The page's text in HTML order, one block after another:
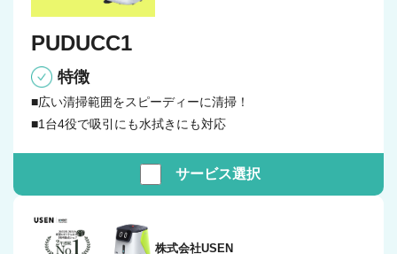
PUDUCC1
特徴
■広い清掃範囲をスピーディーに清掃！
■1台4役で吸引にも水拭きにも対応
サービス選択
株式会社USEN